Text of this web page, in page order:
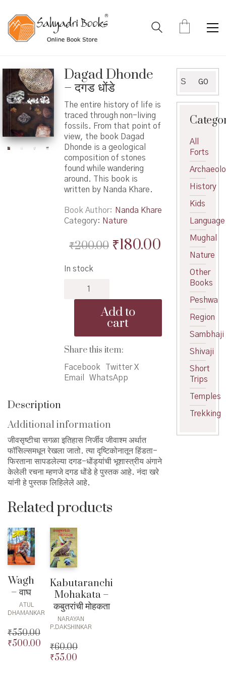
Dagad Dhonde
– दगड धोंडे
The entire history of life is
traced through non-living
fossils. From that point of
view, the book Dagad
Dhonde is a geological
composition of stones
found while wandering
around. This book is
written by Nanda Khare.
Book Author
Nanda Khare
Category: Nature
₹200.00 Original
₹180.00Current
price
₹180.00.
In stock
Dhonde
quantity
Add to
cart
Share this item:
Facebook
Twitter X
Email
WhatsApp
Description
Additional information
जीवसृष्टीचा सगळा इतिहास निर्जीव जीवाश्म अर्थात
फॉसिल्समधून रेखला जातो. त्या दृष्टिकोनातून हिंडता-
फिरताना सापडलेल्या दगड-धोंड्यांची भूशास्त्रीय अंगाने
केलेली रचना म्हणजे दगड धोंडे हे पुस्तक आहे. नंदा खरे
यांनी हे पुस्तक लिहिलेले आहे.
Related products
Wagh
– वाघ
ATUL
DHAMANKAR
₹550.00
Original
₹500.00
Kabutaranchi
Mohakata –
कबुतरांची मोहकता
NARAYAN
P.DAKSHINKAR
₹60.00
Original
₹55.00
for:
GO
All
Forts
History
Kids
Language
Mughal
Nature
Other
Books
Peshwa
Region
Sambhaji
Shivaji
Short
Trips
Temples
Trekking